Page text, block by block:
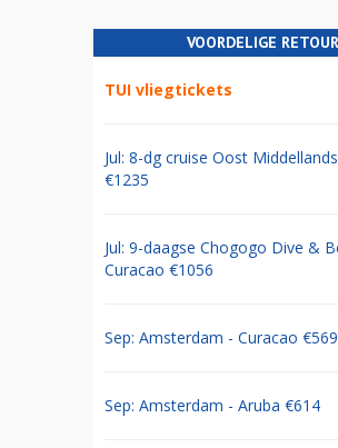
VOORDELIGE
TUI vliegtickets
Jul: 8-dg cruise Oost
€1235
Jul: 9-daagse Chogogo Dive &
Curacao €1056
Sep: Amsterdam - Curacao €569
Sep: Amsterdam - Aruba €614